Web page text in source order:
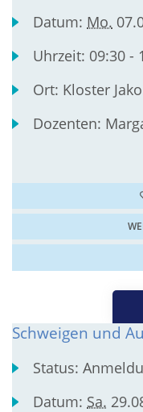
Datum: Mo.
Uhrzeit: 09:30 -
Ort: Kloster
Dozenten:
Schweigen und
Status:
Datum: Sa.